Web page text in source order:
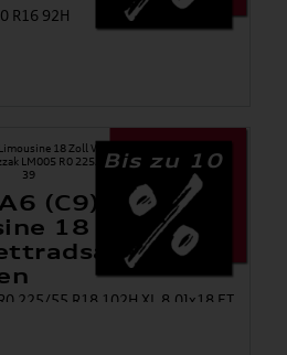
R16 92H
Bis zu 10
(C9)
18 Zoll
5-
225/55 R18 102H XL 8,0Jx18 ET